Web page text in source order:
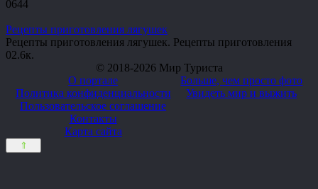
0644
Рецепты приготовления лягушек
Рецепты приготовления лягушек. Рецепты приготовления
02.6к.
© 2018-2026 Мир Туриста
О портале
Политика конфиденциальности
Пользовательское соглашение
Контакты
Карта сайта
Больше, чем просто фото
Увидеть мир и выжить